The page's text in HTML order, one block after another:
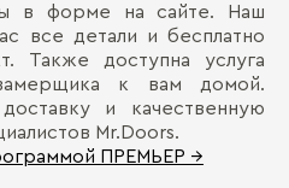
в форме на сайте. Наш
все детали и бесплатно
Также доступна услуга
к вам домой.
и качественную
Mr.Doors.
ПРЕМЬЕР →